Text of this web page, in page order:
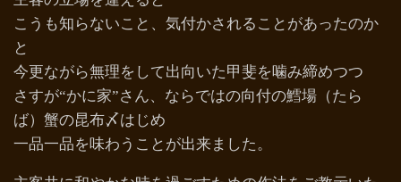
こうも知らないこと、気付かされることがあったのか
と
今更ながら無理をして出向いた甲斐を噛み締めつつ
さすが“かに家”さん、ならではの向付の鱈場（たら
ば）蟹の昆布〆はじめ
一品一品を味わうことが出来ました。